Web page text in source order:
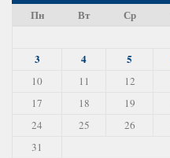
Пн Вт Ср
3
4 5
10
11 12
17
18 19
24
25 26
31